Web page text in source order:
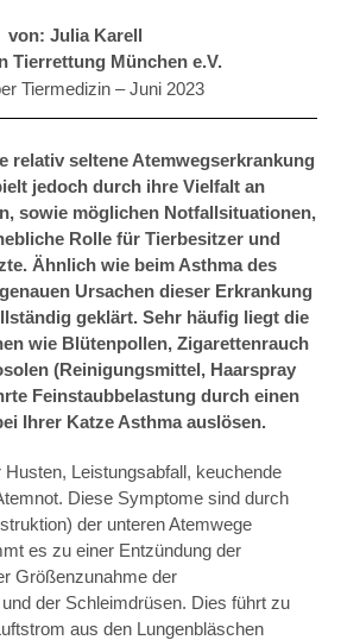
von: Julia Karell
Tierrettung München e.V.
Tiermedizin –Juni 2023
relativ seltene Atemwegserkrankung
jedoch durch ihre Vielfalt an
sowie möglichen Notfallsituationen,
Rolle für Tierbesitzer und
Ähnlich wie beim Asthma des
Ursachen dieser Erkrankung
geklärt. Sehr häufig liegt die
wie Blütenpollen, Zigarettenrauch
(Reinigungsmittel, Haarspray
Feinstaubbelastung durch einen
Ihrer Katze Asthma auslösen.
Leistungsabfall, keuchende
Diese Symptome sind durch
der unteren Atemwege
es zu einer Entzündung der
Größenzunahme der
der Schleimdrüsen. Dies führt zu
aus den Lungenbläschen